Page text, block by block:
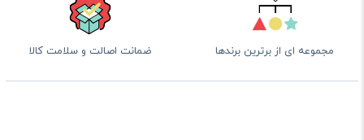
مجموعه ای از برترین برندها ضمانت اصالت و سلامت کالا